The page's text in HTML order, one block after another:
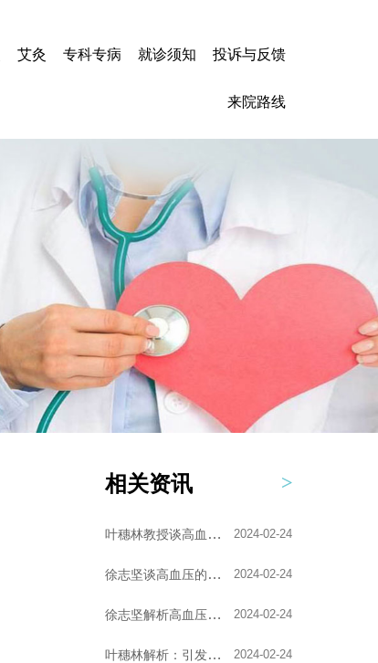
艾灸 专科专病
心肌炎
脑梗塞
脑出血
就诊须知 投诉与反馈
来院路线
相关资讯
2024-02-24
叶穗林教授谈高血压的...
2024-02-24
徐志坚谈高血压的艾灸...
2024-02-24
徐志坚解析高血压的形...
2024-02-24
叶穗林解析：引发高血...